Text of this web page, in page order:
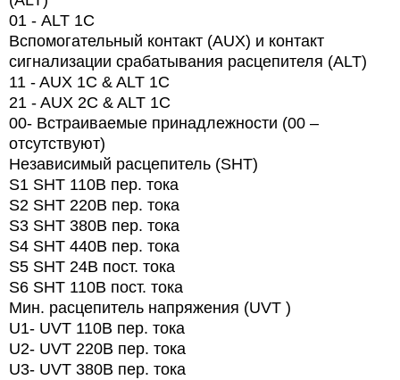
01 - ALT 1C
Вспомогательный контакт (AUX) и контакт
сигнализации срабатывания расцепителя (ALT)
11 - AUX 1C & ALT 1C
21 - AUX 2C & ALT 1C
00- Встраиваемые принадлежности (00 –
отсутствуют)
Независимый расцепитель (SHT)
S1 SHT 110В пер. тока
S2 SHT 220В пер. тока
S3 SHT 380В пер. тока
S4 SHT 440В пер. тока
S5 SHT 24В пост. тока
S6 SHT 110В пост. тока
Мин. расцепитель напряжения (UVT )
U1- UVT 110В пер. тока
U2- UVT 220В пер. тока
U3- UVT 380В пер. тока